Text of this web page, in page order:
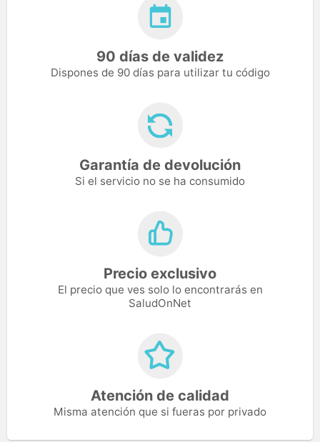
90 días de validez
Dispones de 90 días para utilizar tu código
Garantía de devolución
Si el servicio no se ha consumido
Precio exclusivo
El precio que ves solo lo encontrarás en
SaludOnNet
Atención de calidad
Misma atención que si fueras por privado